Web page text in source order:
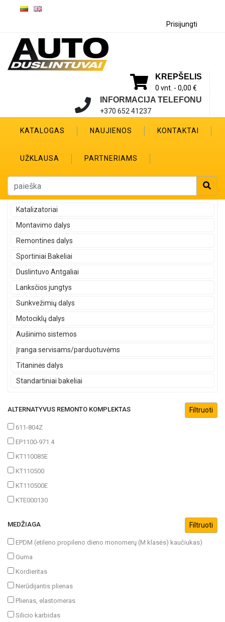
Prisijungti
KREPŠELIS
0 vnt. - 0,00 €
INFORMACIJA TELEFONU
+370 652 41237
KATALOGAS NAUJIENOS KONTAKTAI
UŽKLAUSA PARTNERIAMS
Katalizatoriai
Montavimo dalys
Remontines dalys
Sportiniai Bakeliai
Duslintuvo Antgaliai
Lanksčios jungtys
Sunkvežimių dalys
Motociklų dalys
Aušinimo sistemos
Įranga servisams/parduotuvėms
Titaninės dalys
Standartiniai bakeliai
ALTERNATYVUS REMONTO KOMPLEKTAS
611-804Z
EP1100-971.4
KT110085E
KT110500
KT110500E
KTE000130
MEDŽIAGA
EPDM (etileno propileno dieno monomerų (M klasės) kaučiukas)
Guma
Kordieritas
Nerūdijantis plienas
Plienas, elastomeras
Silicio karbidas